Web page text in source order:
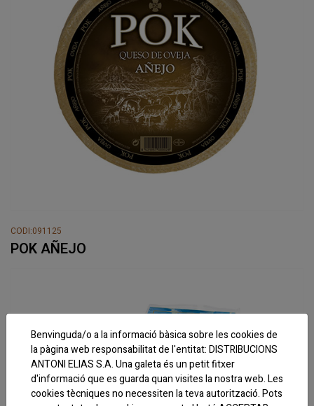
CODI:091125
POK AÑEJO
Benvinguda/o a la informació bàsica sobre les cookies de
la pàgina web responsabilitat de l'entitat: DISTRIBUCIONS
ANTONI ELIAS S.A. Una galeta és un petit fitxer
d'informació que es guarda quan visites la nostra web. Les
cookies tècniques no necessiten la teva autorització. Pots